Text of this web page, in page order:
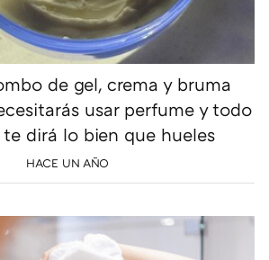
de gel, crema y bruma
usar perfume y todo
dirá lo bien que hueles
HACE UN AÑO